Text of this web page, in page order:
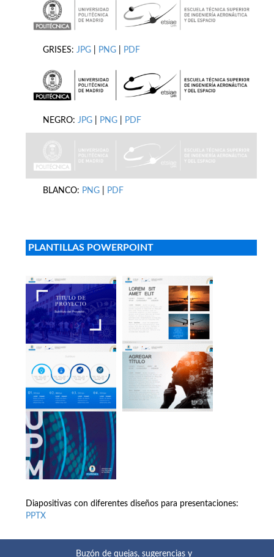
GRISES: JPG PNG PDF
NEGRO: JPG PNG PDF
BLANCO: PNG PDF
PLANTILLAS POWERPOINT
Diapositivas con diferentes diseños para presentaciones:
PPTX
Buzón de quejas, sugerencias y